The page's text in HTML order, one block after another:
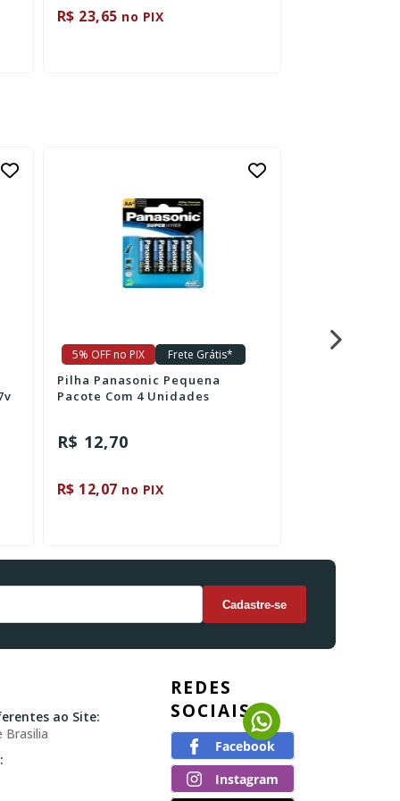
R$ 23,65 no PIX
5% OFF no PIX Frete Grátis*
Pilha Panasonic Pequena
Pacote Com 4 Unidades
R$ 12,70
R$ 12,07 no PIX
5% OFF no PIX
ao Site:
Brasilia
REDES
SOCIAIS